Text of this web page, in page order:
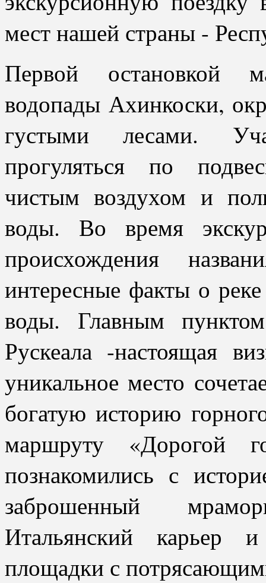
мест нашей страны -
Первой остановкой
водопады Ахинкоски,
густыми лесами.
прогуляться по
чистым воздухом и
воды. Во время
происхождения
интересные факты о
воды. Главным
Рускеала -настоящая
уникальное место
богатую историю
маршруту «Дорогой
познакомились с
заброшенный
Итальянский карьер
площадки с